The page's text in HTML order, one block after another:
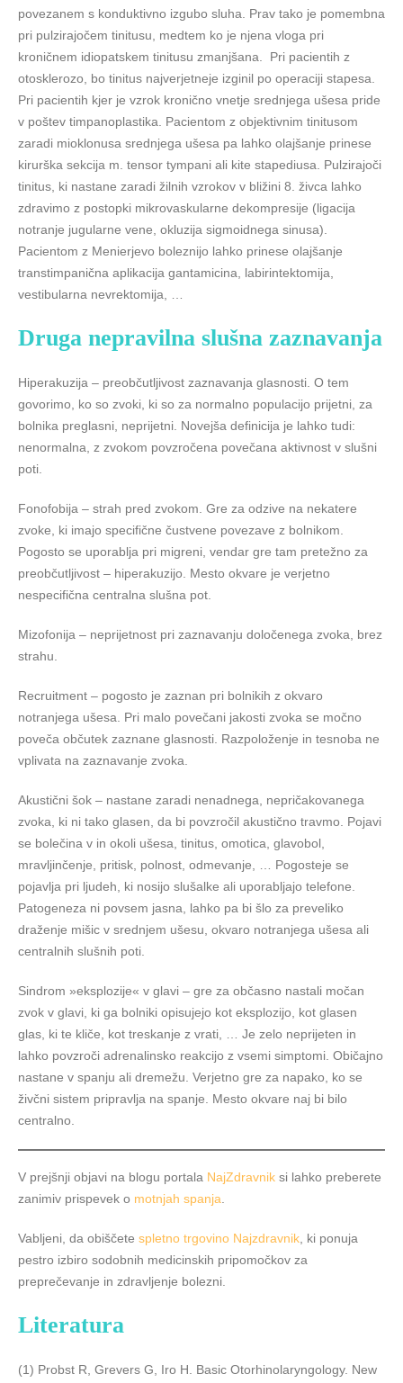
povezanem s konduktivno izgubo sluha. Prav tako je pomembna
pri pulzirajočem tinitusu, medtem ko je njena vloga pri
kroničnem idiopatskem tinitusu zmanjšana. Pri pacientih z
otosklerozo, bo tinitus najverjetneje izginil po operaciji stapesa.
Pri pacientih kjer je vzrok kronično vnetje srednjega ušesa pride
v poštev timpanoplastika. Pacientom z objektivnim tinitusom
zaradi mioklonusa srednjega ušesa pa lahko olajšanje prinese
kirurška sekcija m. tensor tympani ali kite stapediusa. Pulzirajoči
tinitus, ki nastane zaradi žilnih vzrokov v bližini 8. živca lahko
zdravimo z postopki mikrovaskularne dekompresije (ligacija
notranje jugularne vene, okluzija sigmoidnega sinusa).
Pacientom z Menierjevo boleznijo lahko prinese olajšanje
transtimpanična aplikacija gantamicina, labirintektomija,
vestibularna nevrektomija, …
Druga nepravilna slušna zaznavanja
Hiperakuzija – preobčutljivost zaznavanja glasnosti. O tem
govorimo, ko so zvoki, ki so za normalno populacijo prijetni, za
bolnika preglasni, neprijetni. Novejša definicija je lahko tudi:
nenormalna, z zvokom povzročena povečana aktivnost v slušni
poti.
Fonofobija – strah pred zvokom. Gre za odzive na nekatere
zvoke, ki imajo specifične čustvene povezave z bolnikom.
Pogosto se uporablja pri migreni, vendar gre tam pretežno za
preobčutljivost – hiperakuzijo. Mesto okvare je verjetno
nespecifična centralna slušna pot.
Mizofonija – neprijetnost pri zaznavanju določenega zvoka, brez
strahu.
Recruitment – pogosto je zaznan pri bolnikih z okvaro
notranjega ušesa. Pri malo povečani jakosti zvoka se močno
poveča občutek zaznane glasnosti. Razpoloženje in tesnoba ne
vplivata na zaznavanje zvoka.
Akustični šok – nastane zaradi nenadnega, nepričakovanega
zvoka, ki ni tako glasen, da bi povzročil akustično travmo. Pojavi
se bolečina v in okoli ušesa, tinitus, omotica, glavobol,
mravljinčenje, pritisk, polnost, odmevanje, … Pogosteje se
pojavlja pri ljudeh, ki nosijo slušalke ali uporabljajo telefone.
Patogeneza ni povsem jasna, lahko pa bi šlo za preveliko
draženje mišic v srednjem ušesu, okvaro notranjega ušesa ali
centralnih slušnih poti.
Sindrom »eksplozije« v glavi – gre za občasno nastali močan
zvok v glavi, ki ga bolniki opisujejo kot eksplozijo, kot glasen
glas, ki te kliče, kot treskanje z vrati, … Je zelo neprijeten in
lahko povzroči adrenalinsko reakcijo z vsemi simptomi. Običajno
nastane v spanju ali dremežu. Verjetno gre za napako, ko se
živčni sistem pripravlja na spanje. Mesto okvare naj bi bilo
centralno.
V prejšnji objavi na blogu portala NajZdravnik si lahko preberete
zanimiv prispevek o motnjah spanja
Vabljeni, da obiščete spletno trgovino Najzdravnik , ki ponuja
pestro izbiro sodobnih medicinskih pripomočkov za
preprečevanje in zdravljenje bolezni.
Literatura
(1) Probst R, Grevers G, Iro H. Basic Otorhinolaryngology. New